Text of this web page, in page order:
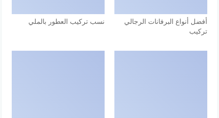
أفضل أنواع البرفانات الرجالي
تركيب
نسب تركيب العطور بالملي